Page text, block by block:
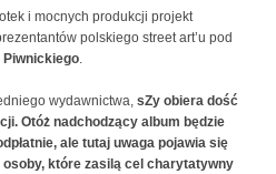
i mocnych produkcji projekt
polskiego street art’u pod
Piwnickiego.
wydawnictwa, sZy obiera dość
Otóż nadchodzący album będzie
ale tutaj uwaga pojawia się
osoby, które zasilą cel charytatywny